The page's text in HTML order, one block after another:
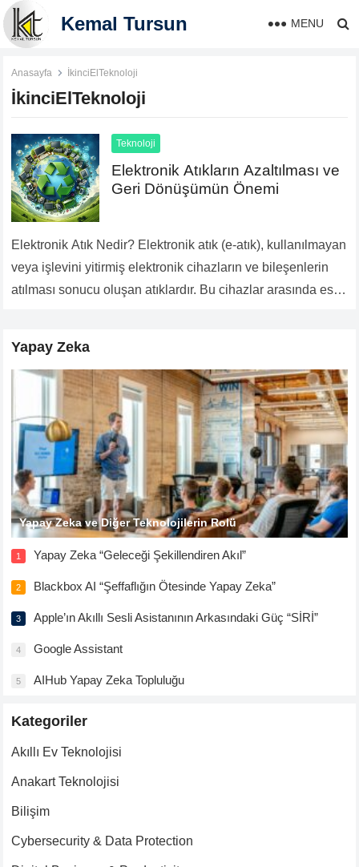
Kemal Tursun MENU
Anasayfa İkinciElTeknoloji
İkinciElTeknoloji
Teknoloji
Elektronik Atıkların Azaltılması ve
Geri Dönüşümün Önemi
Elektronik Atık Nedir? Elektronik atık (e-atık), kullanılmayan
veya işlevini yitirmiş elektronik cihazların ve bileşenlerin
atılması sonucu oluşan atıklardır. Bu cihazlar arasında eski
Yapay Zeka
Yapay Zeka ve Diğer Teknolojilerin Rolü
1 Yapay Zeka “Geleceği Şekillendiren Akıl”
2 Blackbox AI “Şeffaflığın Ötesinde Yapay Zeka”
3 Apple’ın Akıllı Sesli Asistanının Arkasındaki Güç “SİRİ”
4 Google Assistant
5 AIHub Yapay Zeka Topluluğu
Kategoriler
Akıllı Ev Teknolojisi
Anakart Teknolojisi
Bilişim
Cybersecurity & Data Protection